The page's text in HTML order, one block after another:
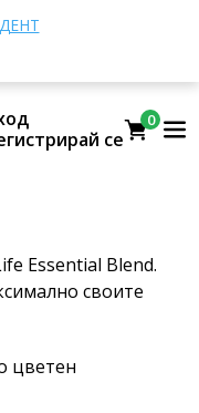
ДЕНТ
се
0
Essential Blend.
своите
цветен